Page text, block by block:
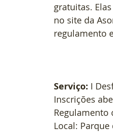
gratuitas.
no site da
regulamento
Serviço: I
Inscrições
Local: Parque